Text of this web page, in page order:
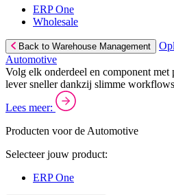
ERP One
Wholesale
Back to Warehouse Management
Automotive
Volg elk onderdeel en component met
lever sneller dankzij slimme
Lees meer:
Producten voor de Automotive
Selecteer jouw product:
ERP One